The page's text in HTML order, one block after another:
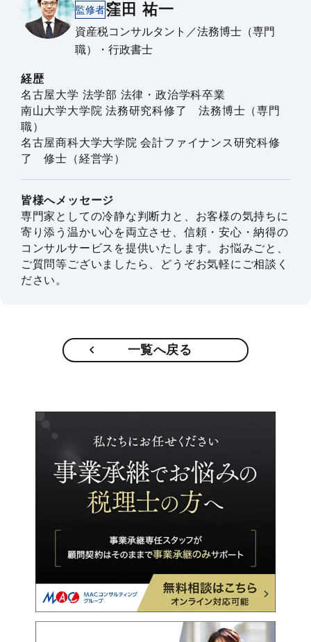
監修者窪田 祐一
資産税コンサルタント／法務博士（専門
職）・行政書士
経歴
名古屋大学 法学部 法律・政治学科卒業
南山大学大学院 法務研究科修了 法務博士（専門
職）
名古屋商科大学大学院 会計ファイナンス研究科修
了 修士（経営学）
皆様へメッセージ
専門家としての冷静な判断力と、お客様の気持ちに
寄り添う温かい心を両立させ、信頼・安心・納得の
コンサルサービスを提供いたします。お悩みごと、
ご質問等ございましたら、どうぞお気軽にご相談く
ださい。
一覧へ戻る